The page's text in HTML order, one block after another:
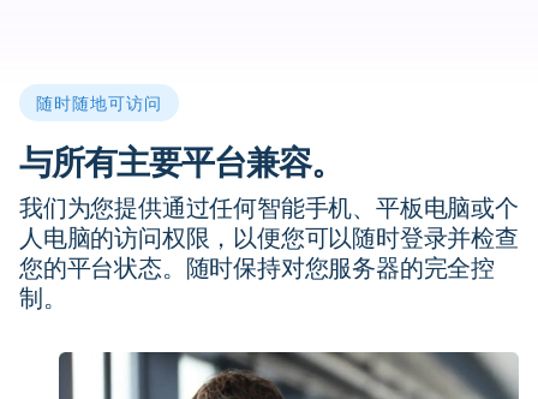
随时随地可访问
与所有主要平台兼容。
我们为您提供通过任何智能手机、平板电脑或个
人电脑的访问权限，以便您可以随时登录并检查
您的平台状态。随时保持对您服务器的完全控
制。